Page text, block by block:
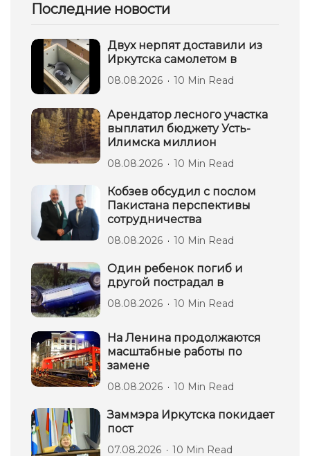
Последние новости
Двух нерпят доставили из
Иркутска самолетом в
08.08.2026 10 Min Read
Арендатор лесного участка
выплатил бюджету Усть-
Илимска миллион
08.08.2026 10 Min Read
Кобзев обсудил с послом
Пакистана перспективы
сотрудничества
08.08.2026 10 Min Read
Один ребенок погиб и
другой пострадал в
08.08.2026 10 Min Read
На Ленина продолжаются
масштабные работы по
замене
08.08.2026 10 Min Read
Заммэра Иркутска покидает
пост
07.08.2026 10 Min Read